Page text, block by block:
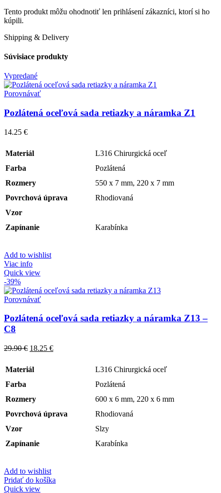
Tento produkt môžu ohodnotiť len prihlásení zákazníci, ktorí si ho
kúpili.
Shipping & Delivery
Súvisiace produkty
Vypredané
Porovnávať
Pozlátená oceľová sada retiazky a náramka Z1
14.25 €
Materiál
L316 Chirurgická oceľ
Farba
Pozlátená
Rozmery
550 x 7 mm, 220 x 7 mm
Povrchová úprava
Rhodiovaná
Vzor
Zapínanie
Karabínka
Add to wishlist
Viac info
Quick view
-39%
Porovnávať
Pozlátená oceľová sada retiazky a náramka Z13 –
C8
29.90€ 18.25 €
Materiál
L316 Chirurgická oceľ
Farba
Pozlátená
Rozmery
600 x 6 mm, 220 x 6 mm
Povrchová úprava
Rhodiovaná
Vzor
Slzy
Zapínanie
Karabínka
Add to wishlist
Pridať do košíka
Quick view